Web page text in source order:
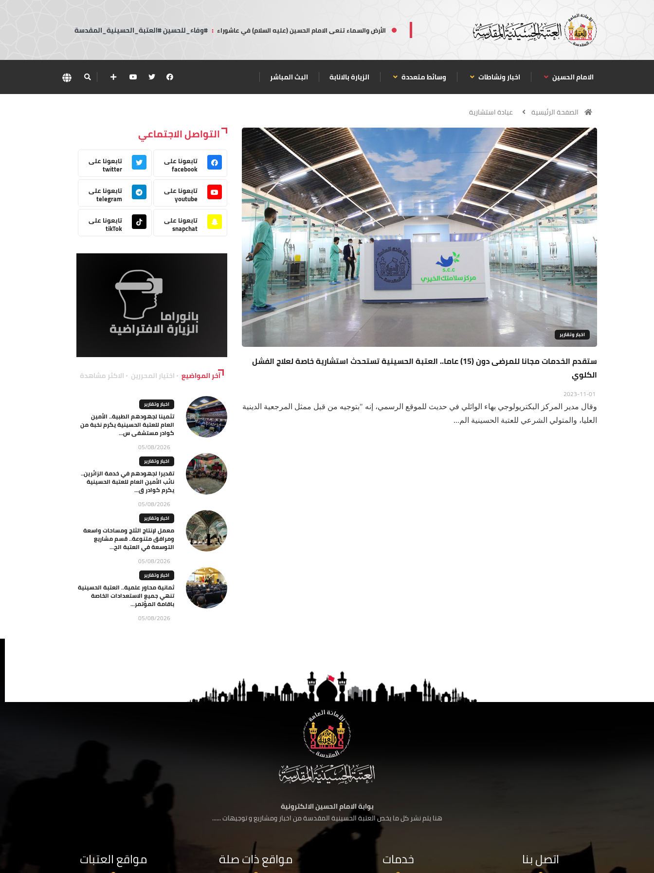
الأرض والسماء تنعى الامام الحسين (عليه السلام) في عاشوراء : #وفاء_للحسين #العتبة_الحسينية_المقدسة
الامام الحسين اخبار ونشاطات وسائط متعددة الزيارة بالانابة البث المباشر
الصفحة الرئيسية عيادة استشارية
اخبار وتقارير
ستقدم الخدمات مجانا للمرضى دون (15) عاما.. العتبة الحسينية تستحدث استشارية خاصة لعلاج الفشل
الكلوي
وقال مدير المركز البكتريولوجي بهاء الوائلي في حديث للموقع الرسمي، إنه "بتوجيه من قبل ممثل المرجعية الدينية
العليا، والمتولي الشرعي للعتبة الحسينية الم...
التواصل الاجتماعي
تابعونا على
facebook
تابعونا على
twitter
تابعونا على
youtube
تابعونا على
telegram
تابعونا على
snapchat
تابعونا على
tikTok
آخر المواضيع اختيار المحررين الاكثر مشاهدة
اخبار وتقارير
تثمينا لجهودهم الطبية.. الأمين
العام للعتبة الحسينية يكرم نخبة من
كوادر مستشفى س...
05/08/2026
اخبار وتقارير
تقديرا لجهودهم في خدمة الزائرين..
نائب الأمين العام للعتبة الحسينية
يكرم كوادر ق...
05/08/2026
اخبار وتقارير
معمل لإنتاج الثلج ومساحات واسعة
ومرافق متنوعة.. قسم مشاريع
التوسعة في العتبة الح...
05/08/2026
اخبار وتقارير
ثمانية محاور علمية.. العتبة الحسينية
تنهي جميع الاستعدادات الخاصة
باقامة المؤتمر...
05/08/2026
بوابة الامام الحسين الالكترونية
هنا يتم نشر كل ما يخص العتبة الحسينية المقدسة من اخبار ومشاريع و توجيهات ......
اتصل بنا خدمات مواقع ذات صلة مواقع العتبات